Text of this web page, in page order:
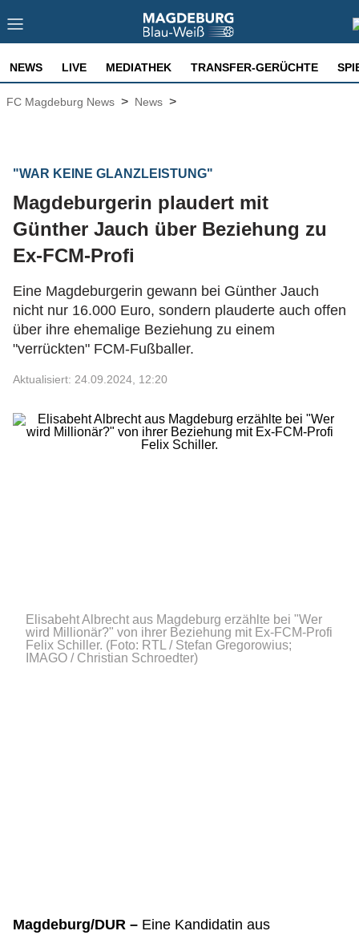
NEWS LIVE MEDIATHEK TRANSFER-GERÜCHTE
FC Magdeburg News > News >
"WAR KEINE GLANZLEISTUNG"
Magdeburgerin plaudert mit
Günther Jauch über Beziehung zu
Ex-FCM-Profi
Eine Magdeburgerin gewann bei Günther Jauch
nicht nur 16.000 Euro, sondern plauderte auch offen
über ihre ehemalige Beziehung zu einem
"verrückten" FCM-Fußballer.
Aktualisiert: 24.09.2024, 12:20
Elisabeht Albrecht aus Magdeburg erzählte bei "Wer
wird Millionär?" von ihrer Beziehung mit Ex-FCM-Profi
Felix Schiller. (Foto: RTL / Stefan Gregorowius;
IMAGO / Christian Schroedter)
Magdeburg/DUR – Eine Kandidatin aus